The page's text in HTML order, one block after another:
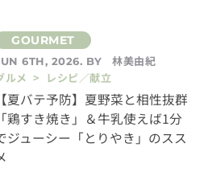
6TH, 2026. BY
林美由紀
ルメ > レシピ／献立
【夏バテ予防】夏野菜と相性抜群
「鶏すき焼き」＆牛乳使えば1分
ジューシー「とりやき」のスス